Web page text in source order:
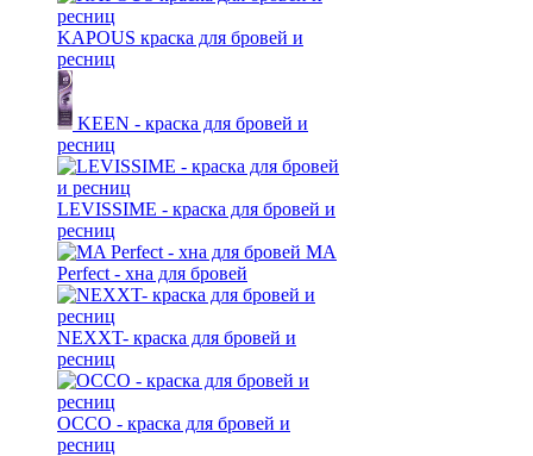
KAPOUS краска для бровей и
ресниц
KEEN - краска для бровей и
ресниц
LEVISSIME - краска для бровей и
ресниц
MA
Perfect - хна для бровей
NEXXT- краска для бровей и
ресниц
OCCO - краска для бровей и
ресниц